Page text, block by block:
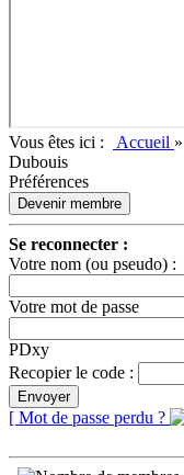
Vous êtes ici : Accueil »
Dubouis
Préférences
Devenir membre
Se reconnecter :
Votre nom (ou pseudo) :
Votre mot de passe
PDxy
Recopier le code :
Envoyer
[ Mot de passe perdu ?